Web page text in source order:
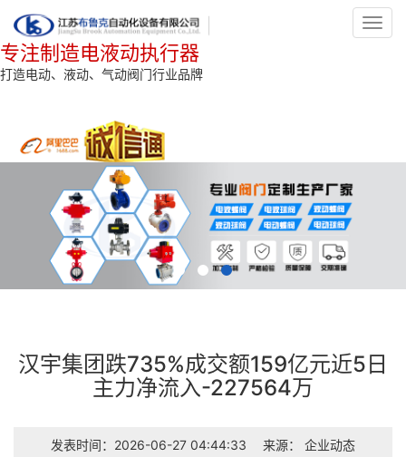
专注制造电液动执行器
打造电动、液动、气动阀门行业品牌
汉宇集团跌735%成交额159亿元近5日
主力净流入-227564万
发表时间：2026-06-27 04:44:33 来源： 企业动态